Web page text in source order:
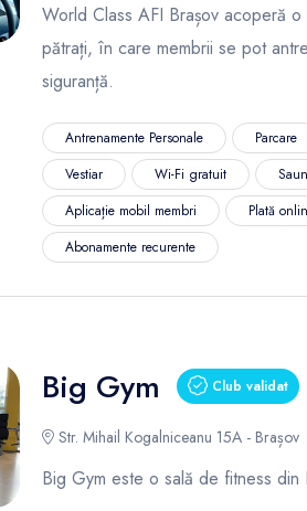
World Class AFI Brașov acoperă
pătrați, în care membrii se pot
siguranță.
Antrenamente Personale Parcare
Vestiar
Wi-Fi gratuit
Aplicație mobil membri
Plată
Abonamente recurente
Big Gym Club validat
Str. Mihail Kogalniceanu 15A - Brașov
Big Gym este o sală de fitness din